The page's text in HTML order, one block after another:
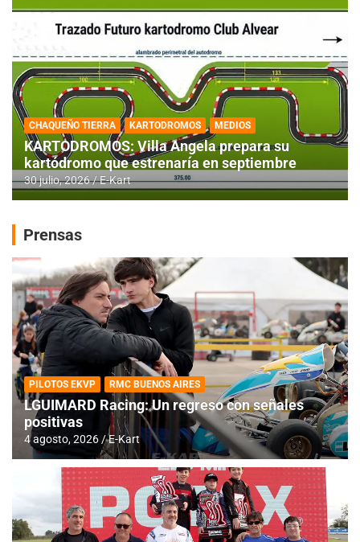
CHAQUEÑO TIERRA KARTODROMOS MEDIOS
KARTODROMOS: Villa Angela prepara su
kartódromo que estrenaría en septiembre
30 julio, 2026 E-Kart
Prensas
PILOTOS EKVP RMC BUENOS AIRES
LGUIMARD Racing: Un regreso con señales
positivas
4 agosto, 2026 E-Kart